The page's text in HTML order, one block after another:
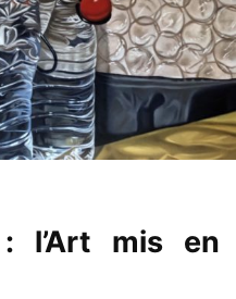
l’Art mis en